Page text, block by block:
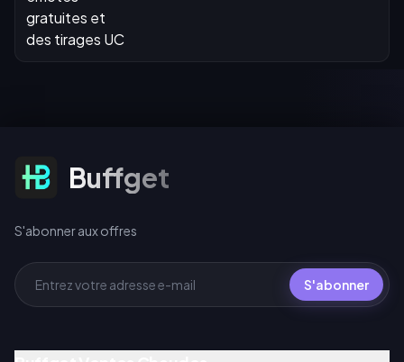
S'abonner aux offres
Buffget
S'abonner aux offres
S'abonner